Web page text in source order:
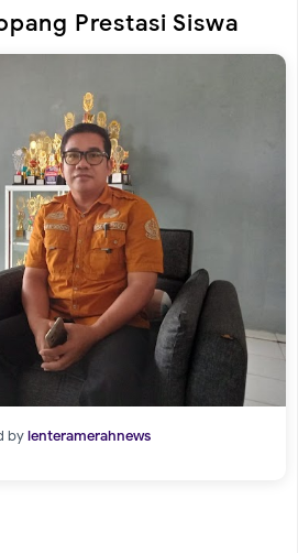
Prestasi Siswa
bylenteramerahnews